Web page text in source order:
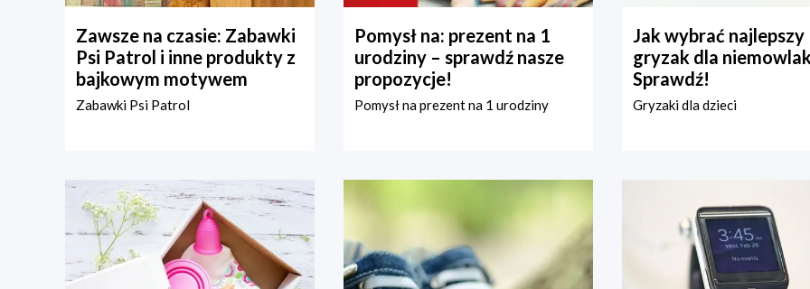
Zawsze na czasie: Zabawki
Psi Patrol i inne produkty z
bajkowym motywem
Zabawki Psi Patrol
Pomysł na: prezent na 1
urodziny – sprawdź nasze
propozycje!
Pomysł na prezent na 1 urodziny
Jak wybrać najlepszy
gryzak dla
Sprawdź!
Gryzaki dla dzieci